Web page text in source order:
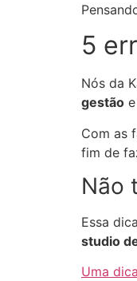
5
Nós da
gestão
Com as
fim de
Não
Essa
studio
Uma